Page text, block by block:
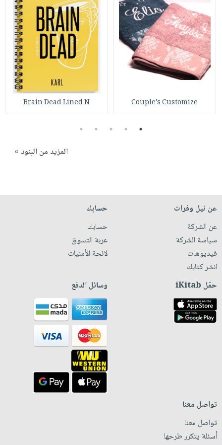
صابون
أطفال
مناسبات
فيديوهات
أسئلة
يتكرر
طرحها
خدمات
نيل
انشر
عربة
التسوق
نشرة
الإصدارات
Couple's Customize
Brain Dead Lined N
1
2
3
4
5
المزيد من البنود »
عن نيل وفرات
عن الشركة
سياسة الشركة
فيديوهات
انشر كتابك
حسابك
حسابك
عربة التسوق
لائحة الأمنيات
حمّل iKitab وسائل الدفع
تواصل معنا
تواصل معنا
أسئلة يتكرر طرحها